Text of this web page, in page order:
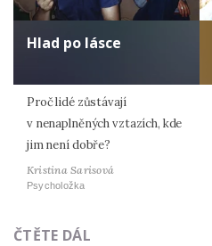
Hlad po lásce
Proč lidé zůstávají
v nenaplněných vztazích, kde
jim není dobře?
Kristina Sarisová
Psycholožka
ČTĚTE DÁL